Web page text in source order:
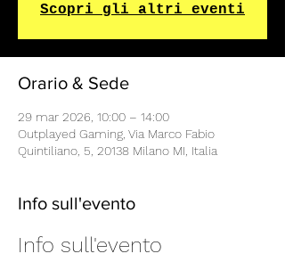
Scopri gli altri eventi
Orario & Sede
29 mar 2026, 10:00 – 14:00
Outplayed Gaming, Via Marco Fabio
Quintiliano, 5, 20138 Milano MI, Italia
Info sull'evento
Info sull'evento